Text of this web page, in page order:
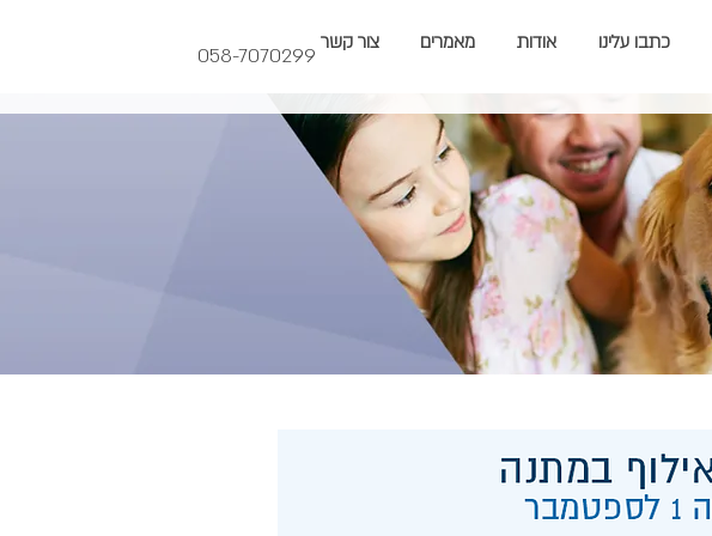
כתבו עלינו אודות מאמרים צור קשר 058-7070299